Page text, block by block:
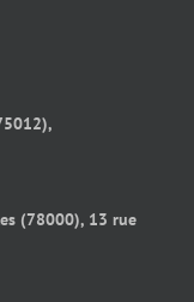
(78000), 13 rue